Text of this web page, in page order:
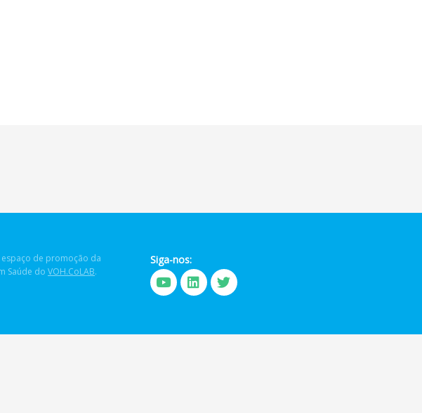
espaço de promoção da
Saúde do VOH.CoLAB.
Siga-nos: